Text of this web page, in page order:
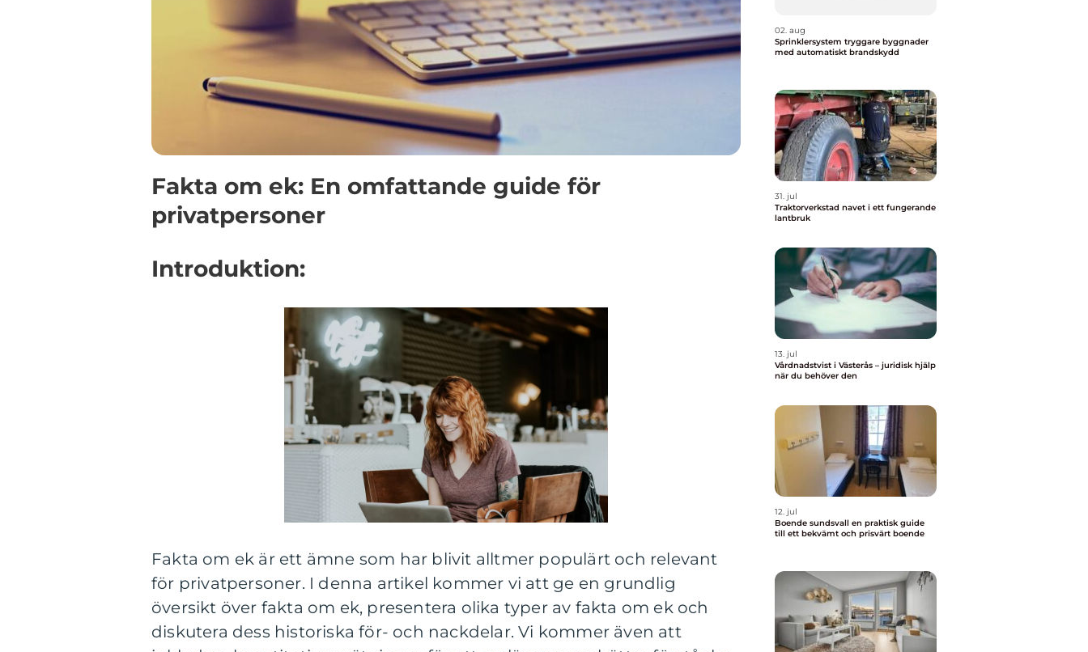
Fakta om ek: En omfattande guide för
privatpersoner
Introduktion:
Fakta om ek är ett ämne som har blivit alltmer populärt och relevant
för privatpersoner. I denna artikel kommer vi att ge en grundlig
översikt över fakta om ek, presentera olika typer av fakta om ek och
diskutera dess historiska för- och nackdelar. Vi kommer även att
02. aug
Sprinklersystem tryggare byggnader
med automatiskt brandskydd
31. jul
Traktorverkstad navet i ett fungerande
lantbruk
13. jul
Vårdnadstvist i Västerås – juridisk hjälp
när du behöver den
12. jul
Boende sundsvall en praktisk guide
till ett bekvämt och prisvärt boende